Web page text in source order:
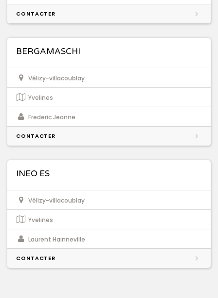
CONTACTER
BERGAMASCHI
Vélizy-villacoublay
Yvelines
Frederic Jeanne
CONTACTER
INEO ES
Vélizy-villacoublay
Yvelines
Laurent Hainneville
CONTACTER